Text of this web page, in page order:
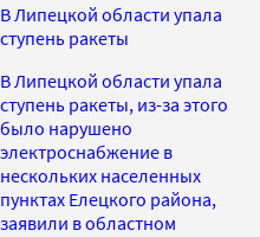
В Липецкой области упала
ступень ракеты
В Липецкой области упала
ступень ракеты, из-за этого
было нарушено
электроснабжение в
нескольких населенных
пунктах Елецкого района,
заявили в областном